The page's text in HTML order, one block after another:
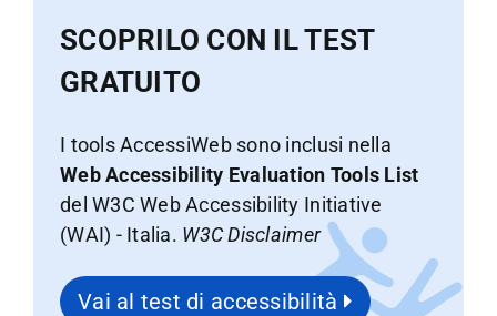
SCOPRILO CON IL TEST
GRATUITO
I tools AccessiWeb sono inclusi nella
Web Accessibility Evaluation Tools List
del W3C Web Accessibility Initiative
(WAI) - Italia. W3C Disclaimer
Vai al test di accessibilità